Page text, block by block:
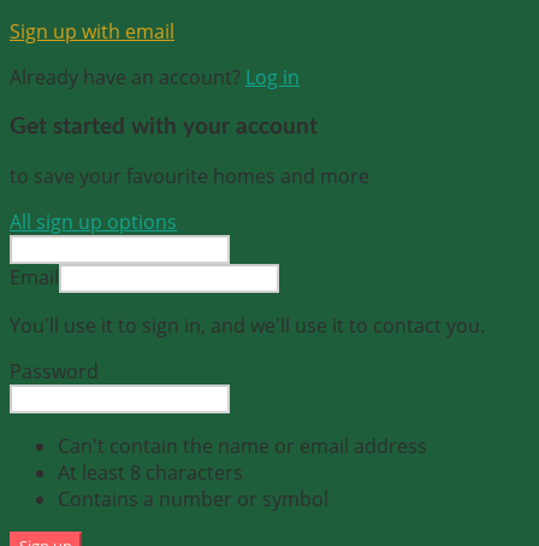
Sign up with email
Already have an account? Log in
Get started with your account
to save your favourite homes and more
All sign up options
Email
You'll use it to sign in, and we'll use it to contact you.
Password
Can't contain the name or email address
At least 8 characters
Contains a number or symbol